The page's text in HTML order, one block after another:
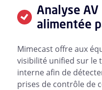
Analyse
alimentée
Mimecast offre aux
visibilité unified sur le
interne afin de
prises de contrôle de